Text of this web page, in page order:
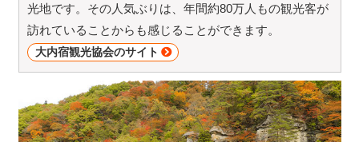
光地です。その人気ぶりは、年間約80万人もの観光客が
訪れていることからも感じることができます。
大内宿観光協会のサイト